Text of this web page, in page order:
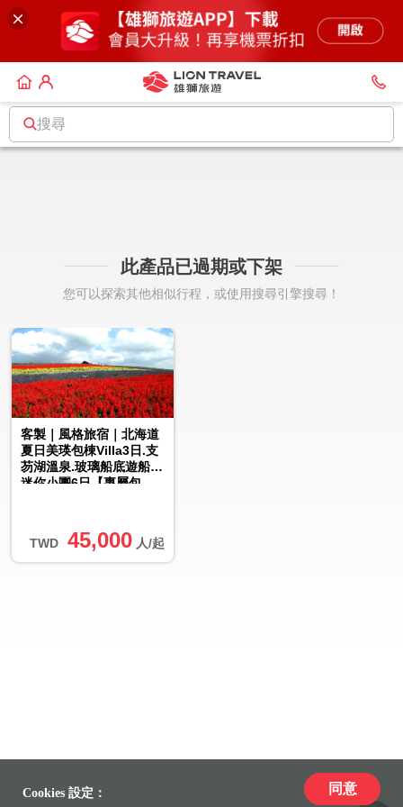
搜尋
此產品已過期或下架
您可以探索其他相似行程，或使用搜尋引擎搜尋！
TWD 45,000 人/起
客製｜風格旅宿｜北海道
夏日美瑛包棟Villa3日.支
芴湖溫泉.玻璃船底遊船.
迷你小團6日【專屬包
Cookies 設定： 同意